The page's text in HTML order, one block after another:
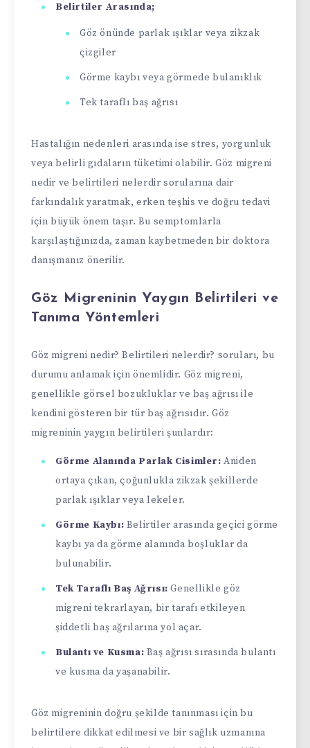
Belirtiler Arasında;
Göz önünde parlak ışıklar veya zikzak
çizgiler
Görme kaybı veya görmede bulanıklık
Tek taraflı baş ağrısı
Hastalığın nedenleri arasında ise stres, yorgunluk
veya belirli gıdaların tüketimi olabilir. Göz migreni
nedir ve belirtileri nelerdir sorularına dair
farkındalık yaratmak, erken teşhis ve doğru tedavi
için büyük önem taşır. Bu semptomlarla
karşılaştığınızda, zaman kaybetmeden bir doktora
danışmanız önerilir.
Göz Migreninin Yaygın Belirtileri ve
Tanıma Yöntemleri
Göz migreni nedir? Belirtileri nelerdir? soruları, bu
durumu anlamak için önemlidir. Göz migreni,
genellikle görsel bozukluklar ve baş ağrısı ile
kendini gösteren bir tür baş ağrısıdır. Göz
migreninin yaygın belirtileri şunlardır:
Görme Alanında Parlak Cisimler: Aniden
ortaya çıkan, çoğunlukla zikzak şekillerde
parlak ışıklar veya lekeler.
Görme Kaybı: Belirtiler arasında geçici görme
kaybı ya da görme alanında boşluklar da
bulunabilir.
Tek Taraflı Baş Ağrısı: Genellikle göz
migreni tekrarlayan, bir tarafı etkileyen
şiddetli baş ağrılarına yol açar.
Bulantı ve Kusma: Baş ağrısı sırasında bulantı
ve kusma da yaşanabilir.
Göz migreninin doğru şekilde tanınması için bu
belirtilere dikkat edilmesi ve bir sağlık uzmanına